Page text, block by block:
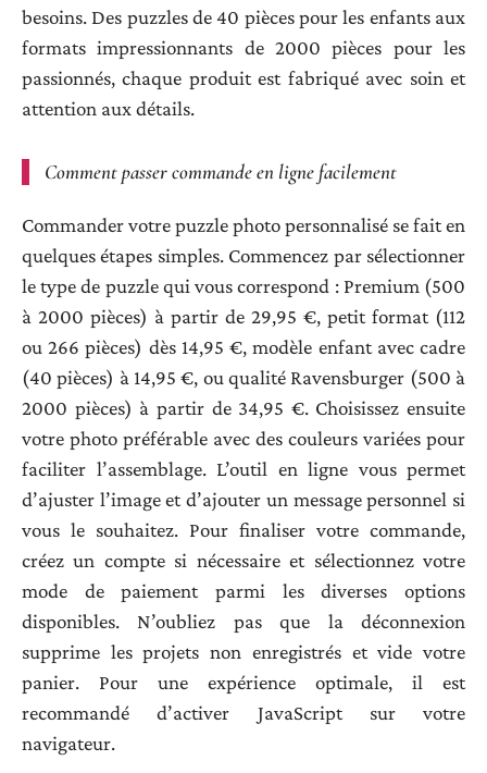
besoins. Des puzzles de 40 pièces pour les enfants aux
formats impressionnants de 2000 pièces pour les
passionnés, chaque produit est fabriqué avec soin et
attention aux détails.
Comment passer commande en ligne facilement
Commander votre puzzle photo personnalisé se fait en
quelques étapes simples. Commencez par sélectionner
le type de puzzle qui vous correspond : Premium (500
à 2000 pièces) à partir de 29,95 €, petit format (112
ou 266 pièces) dès 14,95 €, modèle enfant avec cadre
(40 pièces) à 14,95 €, ou qualité Ravensburger (500 à
2000 pièces) à partir de 34,95 €. Choisissez ensuite
votre photo préférable avec des couleurs variées pour
faciliter l’assemblage. L’outil en ligne vous permet
d’ajuster l’image et d’ajouter un message personnel si
vous le souhaitez. Pour finaliser votre commande,
créez un compte si nécessaire et sélectionnez votre
mode de paiement parmi les diverses options
disponibles. N’oubliez pas que la déconnexion
supprime les projets non enregistrés et vide votre
panier. Pour une expérience optimale, il est
recommandé d’activer JavaScript sur votre
navigateur.